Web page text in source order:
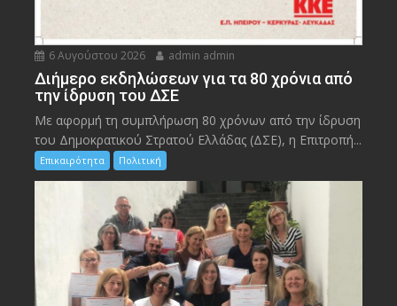
6 Αυγούστου 2026 admin admin
Διήμερο εκδηλώσεων για τα 80 χρόνια από
την ίδρυση του ΔΣΕ
Με αφορμή τη συμπλήρωση 80 χρόνων από την ίδρυση
του Δημοκρατικού Στρατού Ελλάδας (ΔΣΕ), η Επιτροπή...
Επικαιρότητα Πολιτική